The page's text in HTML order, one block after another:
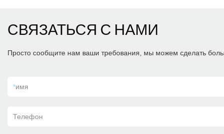
СВЯЗАТЬСЯ С НАМИ
Просто сообщите нам ваши требования, мы можем сделать
*имя
Телефон